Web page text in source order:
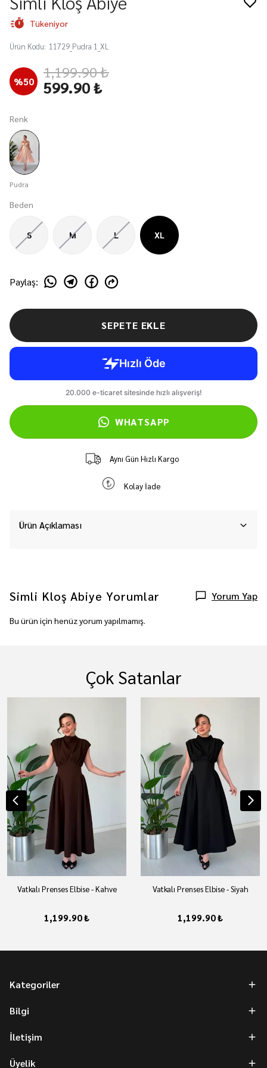
Tükeniyor
Ürün Kodu: 11729_Pudra 1_XL
%50 1,199.90 ₺
599.90 ₺
Renk
Pudra
Beden
S M L XL
Paylaş:
SEPETE EKLE
WHATSAPP
Aynı Gün Hızlı Kargo
Kolay İade
Ürün Açıklaması
Simli Kloş Abiye Yorumlar Yorum Yap
Bu ürün için henüz yorum yapılmamış.
Çok Satanlar
Vatkalı Prenses Elbise - Kahve
1,199.90 ₺
Vatkalı Prenses Elbise - Siyah
1,199.90 ₺
Kategoriler
Bilgi
İletişim
Üyelik